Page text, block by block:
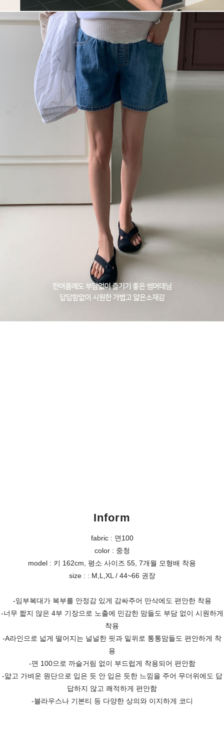
Inform
fabric : 면100
color : 중청
model : 키 162cm, 평소 사이즈 55, 7개월 모형배 착용
size : : M,L,XL / 44~66 권장
-임부복대가 복부를 안정감 있게 감싸주어 만삭에도 편안한 착용
-너무 짧지 않은 4부 기장으로 노출에 민감한 맘들도 부담 없이 시원하게
착용
-A라인으로 넓게 떨어지는 널널한 핏과 밑위로 통통맘들도 편안하게 착
용
-면 100으로 까슬거림 없이 부드럽게 착용되어 편안함
-얇고 가벼운 원단으로 입은 듯 안 입은 듯한 느낌을 주어 무더위에도 답
답하지 않고 쾌적하게 편안함
-블라우스나 기본티 등 다양한 상의와 이지하게 코디